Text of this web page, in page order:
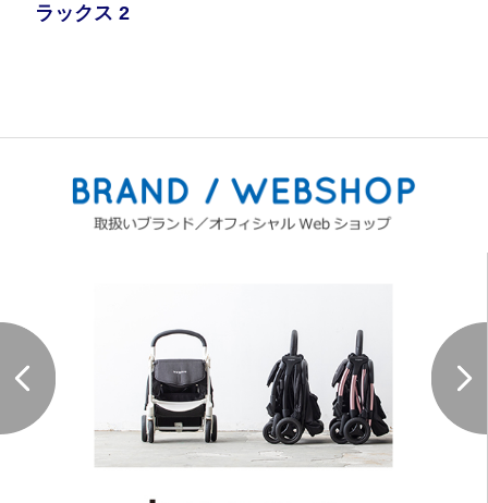
ラックス 2